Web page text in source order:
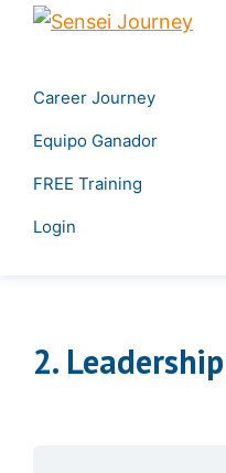
Skip
navigation
Skip
content
career
&
Career Journey
Equipo Ganador
FREE Training
Login
2.